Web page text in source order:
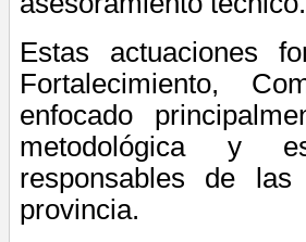
Estas actuaciones
Fortalecimiento,
enfocado
metodológica y
responsables de las
provincia.